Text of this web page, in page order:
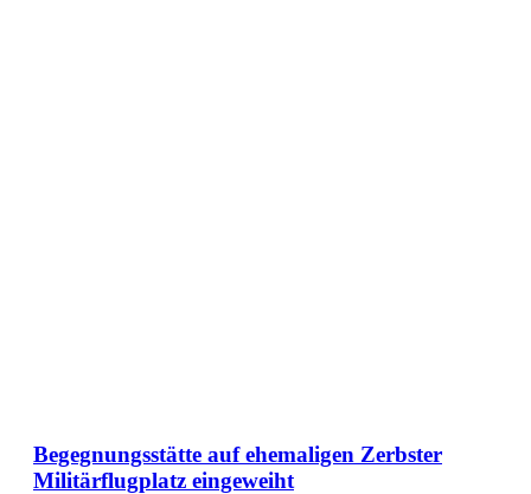
Begegnungsstätte auf ehemaligen Zerbster
Militärflugplatz eingeweiht